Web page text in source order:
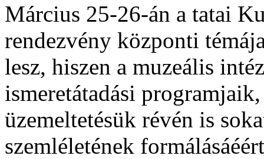
Március 25-26-án a tatai
rendezvény központi
lesz, hiszen a muzeális
ismeretátadási
üzemeltetésük révén is
szemléletének